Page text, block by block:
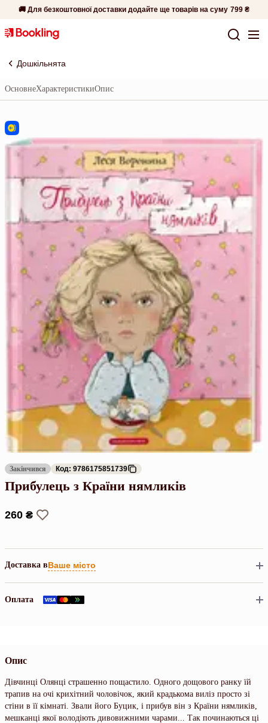
🚚 Для безкоштовної доставки додайте ще товарів на суму 799 ₴
Дошкільнята
ОсновнеХарактеристикиОпис
Закінчився Код: 9786175851739
Прибулець з Країни нямликів
260 ₴
Доставка вВаше місто
Оплата
Опис
Дівчинці Олянці страшенно пощастило. Одного дощового ранку їй
трапив на очі крихітний чоловічок, який крадькома виліз просто зі
стіни в її кімнаті. Звали його Буцик, і прибув він з Країни нямликів,
мешканці якої володіють диво­вижними чарами... Так починаються ці